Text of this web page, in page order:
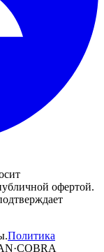
офертой.
Политика
·COBRA